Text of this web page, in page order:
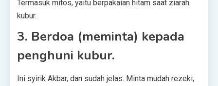
Termasuk mitos, yaitu berpakaian hitam saat ziarah
kubur.
3. Berdoa (meminta) kepada
penghuni kubur.
Ini syirik Akbar, dan sudah jelas. Minta mudah rezeki,